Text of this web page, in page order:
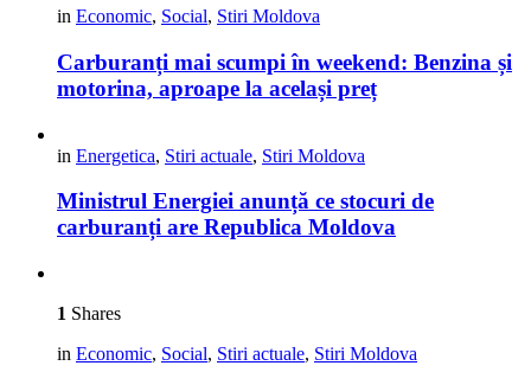
in Economic, Social, Stiri Moldova
Carburanți mai scumpi în weekend: Benzina și
motorina, aproape la același preț
in Energetica, Stiri actuale, Stiri Moldova
Ministrul Energiei anunță ce stocuri de
carburanți are Republica Moldova
1 Shares
in Economic, Social, Stiri actuale, Stiri Moldova